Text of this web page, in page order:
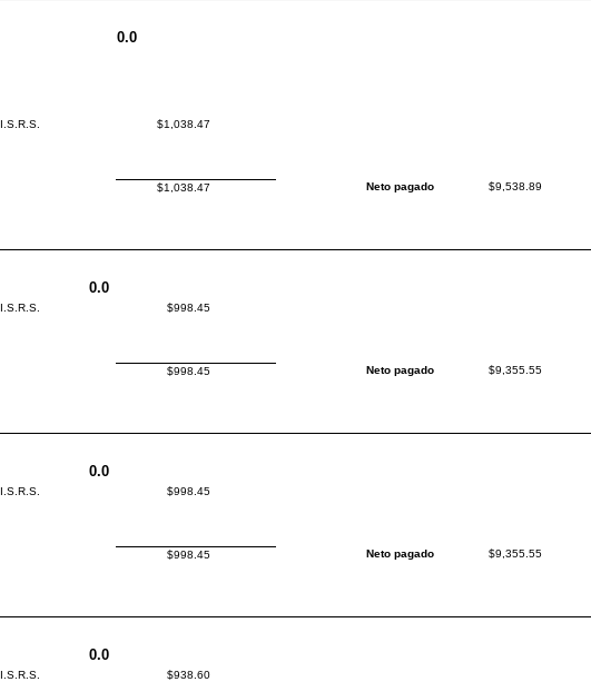
0.0
I.S.R.S. $1,038.47
$1,038.47 Neto pagado $9,538.89
0.0
I.S.R.S. $998.45
$998.45 Neto pagado $9,355.55
0.0
I.S.R.S. $998.45
$998.45 Neto pagado $9,355.55
0.0
I.S.R.S. $938.60